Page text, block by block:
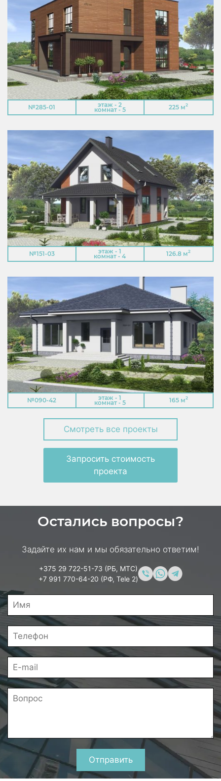
№285-01 этаж - 2
комнат - 5 225 м2
№151-03 этаж - 1
комнат - 4 126.8 м2
№090-42 этаж - 1
комнат - 5 165 м2
Смотреть все проекты
Запросить стоимость
проекта
Остались вопросы?
Задайте их нам и мы обязательно ответим!
+375 29 722-51-73 (РБ, МТС)
+7 991 770-64-20 (РФ, Tele 2)
Отправить